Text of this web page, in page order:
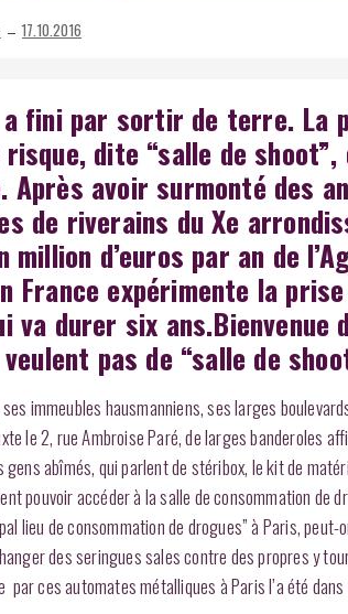
– 17.10.2016
fini par sortir de terre. La
dite “salle de
avoir surmonté des
de riverains du Xe
million d’euros par an de
France expérimente la
va durer six
pas de “salle de
immeubles hausmanniens, ses larges
le 2, rue Ambroise Paré, de larges banderoles
abîmés, qui parlent de stéribox, le kit de
pouvoir accéder à la salle de consommation de
lieu de consommation de drogues” à Paris,
des seringues sales contre des propres y
ces automates métalliques à Paris l’a été